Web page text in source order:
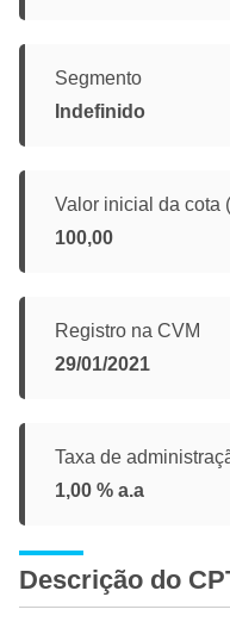
Segmento
Indefinido
Valor inicial da cota
100,00
Registro na CVM
29/01/2021
Taxa de
1,00 % a.a
Descrição do